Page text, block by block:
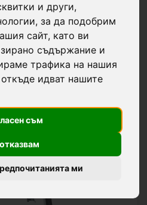
и други,
за да подобрим
сайт, като ви
съдържание и
трафика на нашия
идват нашите
съм
ми